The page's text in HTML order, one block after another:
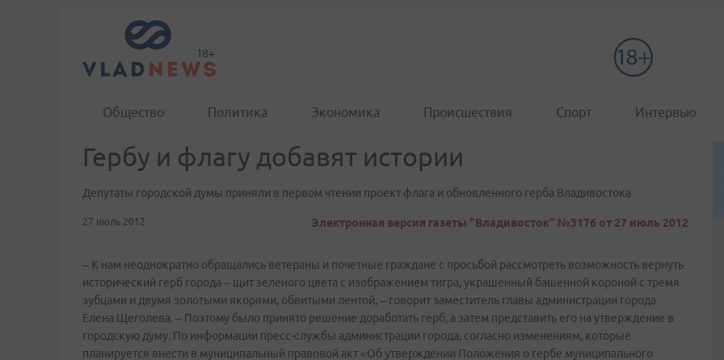
Общество Политика Экономика Происшествия Спорт Интервью
Гербу и флагу добавят истории
Депутаты городской думы приняли в первом чтении проект флага и обновленного герба Владивостока
27 июль 2012 Электронная версия газеты "Владивосток" №3176 от 27 июль 2012
– К нам неоднократно обращались ветераны и почетные граждане с просьбой рассмотреть возможность вернуть
исторический герб города – щит зеленого цвета с изображением тигра, украшенный башенной короной с тремя
зубцами и двумя золотыми якорями, обвитыми лентой, – говорит заместитель главы администрации города
Елена Щеголева. – Поэтому было принято решение доработать герб, а затем представить его на утверждение в
городскую думу. По информации пресс­-службы администрации города, согласно изменениям, которые
планируется внести в муниципальный правовой акт «Об утверждении Положения о гербе муниципального